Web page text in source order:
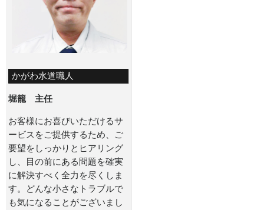
かがわ水道職人
堀籠 主任
お客様にお喜びいただけるサ
ービスをご提供するため、ご
要望をしっかりとヒアリング
し、目の前にある問題を確実
に解決すべく全力を尽くしま
す。どんな小さなトラブルで
も気になることがございまし